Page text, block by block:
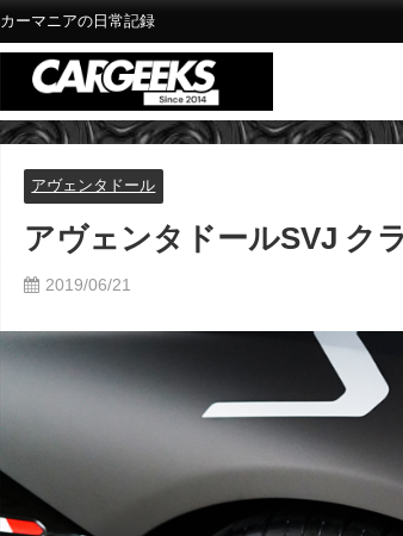
カーマニアの日常記録
アヴェンタドール
アヴェンタドールSVJ ク
2019/06/21